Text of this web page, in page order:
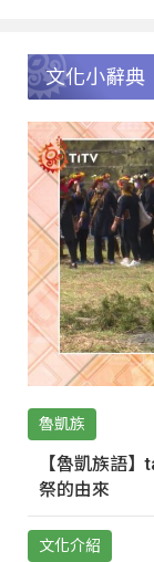
文化小辭典
魯凱族
【魯凱族語
祭的由來
文化介紹